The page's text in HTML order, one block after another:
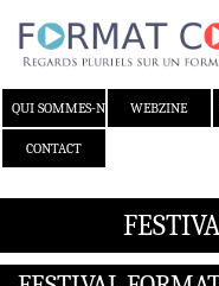
QUI SOMMES-NOUS ?WEBZINE
CONTACT